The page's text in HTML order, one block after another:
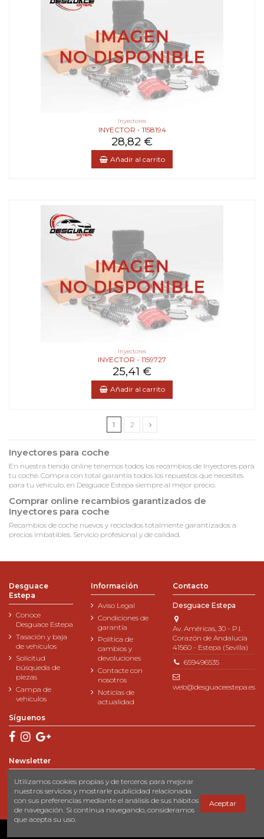
Inyectores
INYECTOR - 1158194
28,82 €
Añadir al carrito
Inyectores
INYECTOR - 1159727
25,41 €
Añadir al carrito
1 2
Inyectores para coche
En nuestra tienda online tenemos todos los recambios de Inyectores para
tu coche. Compra con total garantía todos los repuestos que necesites
para tu vehículo, en Desguace Estepa siempre al mejor precio.
Comprar online recambios garantizados de
Inyectores para coche
Recambios de coche nuevos y reciclados totalmente garantizados a
precios imbatibles. Servicio profesional y de calidad.
Desguace
Estepa
Conoce
Desguace Estepa
Tasación y baja
de vehículos
Solicitud
búsqueda de
piezas
Campa de
vehículos
Información
Aviso Legal
Condiciones de
garantía
Política de
cambios y
devoluciones
Contacte con
nosotros
Noticias de
actualidad
Contacto
Desguace Estepa
Av. Américas, 30 - P.I.
Corazón de Andalucía
41560 - Estepa (Sevilla)
659496535
web@desguaceestepa.es
Síguenos
Newsletter
Utilizamos cookies propias y de terceros para mejorar
nuestros servicios y mostrarle publicidad relacionada
con sus preferencias mediante el análisis de sus hábitos
de navegación. Si continua navegando, consideramos
que acepta su uso.
Aceptar